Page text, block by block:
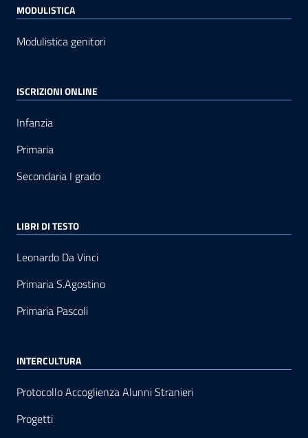
MODULISTICA
Modulistica genitori
ISCRIZIONI ONLINE
Infanzia
Primaria
Secondaria I grado
LIBRI DI TESTO
Leonardo Da Vinci
Primaria S.Agostino
Primaria Pascoli
INTERCULTURA
Protocollo Accoglienza Alunni Stranieri
Progetti